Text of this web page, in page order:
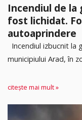
Incendiul de la
fost lichidat.
autoaprindere
Incendiul izbucnit la
municipiului Arad, în
citește mai mult »